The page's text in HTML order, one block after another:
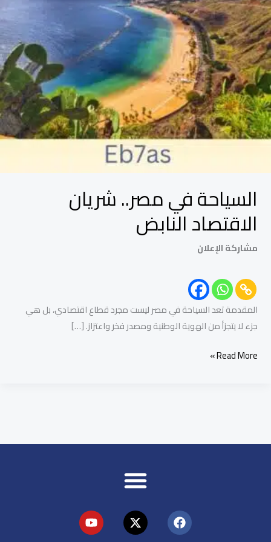
السياحة في مصر.. شريان
الاقتصاد النابض
مشاركة الإعلان
المقدمة تعد السياحة في مصر ليست مجرد قطاع اقتصادي، بل هي
جزء لا يتجزأ من الهوية الوطنية ومصدر فخر واعتزاز. […]
Read More »
F
a
X
-
Y
o